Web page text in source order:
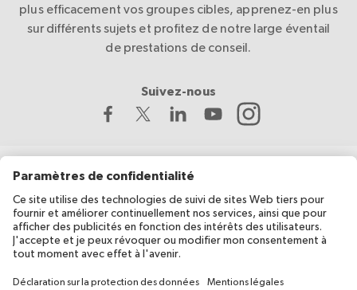
plus efficacement vos groupes cibles, apprenez-en plus
sur différents sujets et profitez de notre large éventail
de prestations de conseil.
Suivez-nous
La Croix-Rouge suisse développe et coordonne migesplus,
avec le soutien financier de l’Office fédéral de la santé publique